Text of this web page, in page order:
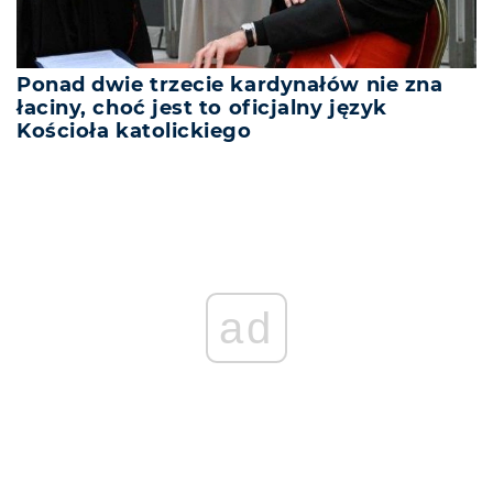
Ponad dwie trzecie kardynałów nie zna
łaciny, choć jest to oficjalny język
Kościoła katolickiego
ad